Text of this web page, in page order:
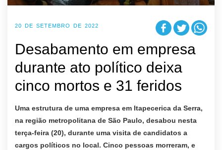
20 DE SETEMBRO DE 2022
Desabamento em empresa
durante ato político deixa
cinco mortos e 31 feridos
Uma estrutura de uma empresa em Itapecerica da Serra,
na região metropolitana de São Paulo, desabou nesta
terça-feira (20), durante uma visita de candidatos a
cargos políticos no local. Cinco pessoas morreram, e